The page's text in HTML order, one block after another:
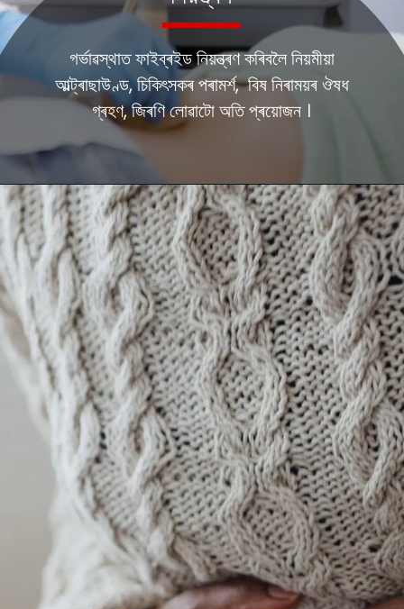
গৰ্ভাৱস্থাত ফাইব্ৰইড নিয়ন্ত্ৰণ কৰিবলৈ নিয়মীয়া
আল্ট্ৰাছাউণ্ড, চিকিৎসকৰ পৰামৰ্শ, বিষ নিৰাময়ৰ ঔষধ
গ্ৰহণ, জিৰণি লোৱাটো অতি প্ৰয়োজন ।